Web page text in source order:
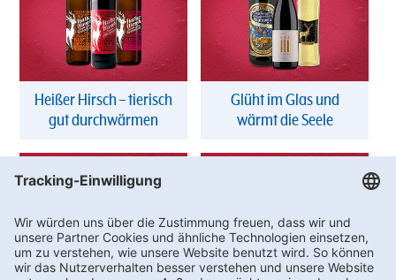
Heißer Hirsch – tierisch
gut durchwärmen
Glüht im Glas und
wärmt die Seele